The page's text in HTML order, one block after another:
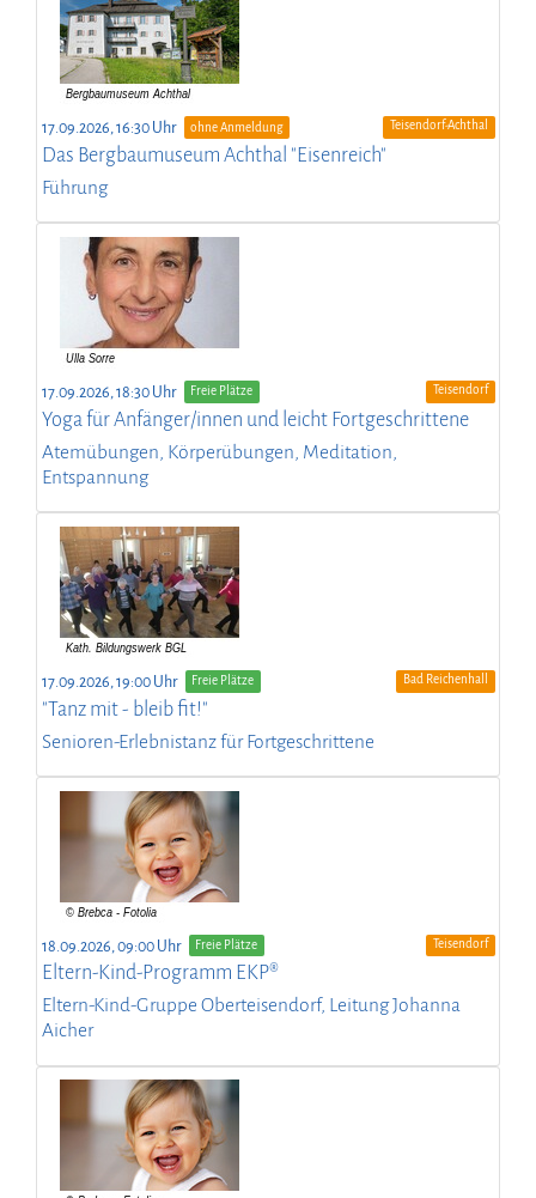
17.09.2026, 16:30 Uhr ohne Anmeldung Teisendorf-Achthal
Das Bergbaumuseum Achthal "Eisenreich"
Führung
17.09.2026, 18:30 Uhr Freie Plätze Teisendorf
Yoga für Anfänger/innen und leicht Fortgeschrittene
Atemübungen, Körperübungen, Meditation,
Entspannung
17.09.2026, 19:00 Uhr Freie Plätze Bad Reichenhall
"Tanz mit - bleib fit!"
Senioren-Erlebnistanz für Fortgeschrittene
18.09.2026, 09:00 Uhr Freie Plätze Teisendorf
Eltern-Kind-Programm EKP®
Eltern-Kind-Gruppe Oberteisendorf, Leitung Johanna
Aicher